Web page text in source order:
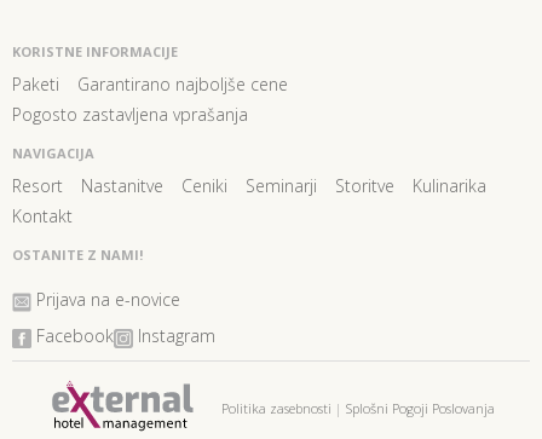
KORISTNE INFORMACIJE
Paketi
Garantirano najboljše cene
Pogosto zastavljena vprašanja
NAVIGACIJA
Resort Nastanitve Ceniki Seminarji Storitve
Kulinarika
Kontakt
OSTANITE Z NAMI!
Prijava na e-novice
Facebook
Instagram
Politika zasebnosti |Splošni Pogoji Poslovanja